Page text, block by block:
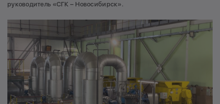
руководитель «СГК – Новосибирск».